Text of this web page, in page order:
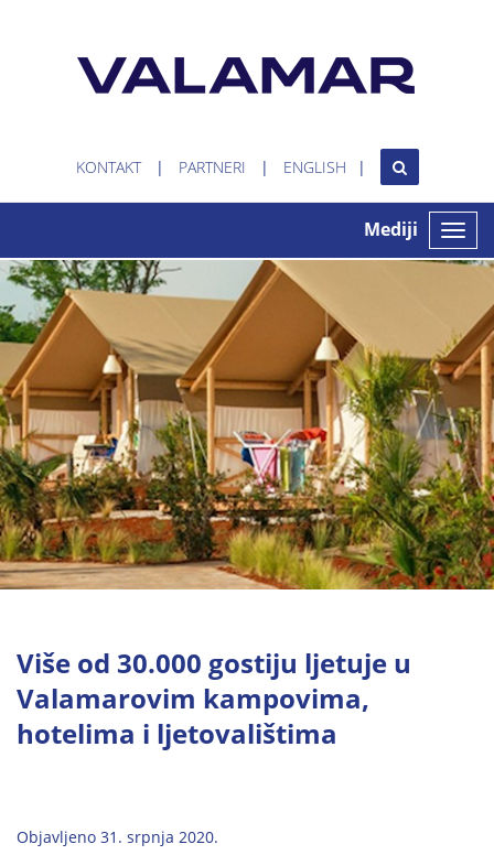
KONTAKT PARTNERI ENGLISH
Toggle
Mediji
Više od 30.000 gostiju ljetuje u
Valamarovim kampovima,
hotelima i ljetovalištima
Objavljeno 31. srpnja 2020.